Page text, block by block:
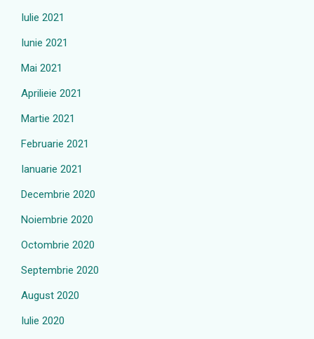
Iulie 2021
Iunie 2021
Mai 2021
Aprilieie 2021
Martie 2021
Februarie 2021
Ianuarie 2021
Decembrie 2020
Noiembrie 2020
Octombrie 2020
Septembrie 2020
August 2020
Iulie 2020